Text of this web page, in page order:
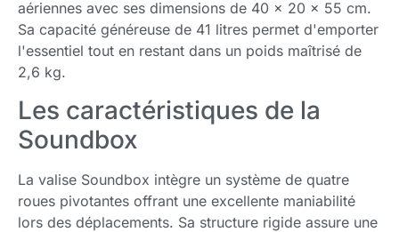
aériennes avec ses dimensions de 40 x 20 x 55 cm.
Sa capacité généreuse de 41 litres permet d'emporter
l'essentiel tout en restant dans un poids maîtrisé de
2,6 kg.
Les caractéristiques de la
Soundbox
La valise Soundbox intègre un système de quatre
roues pivotantes offrant une excellente maniabilité
lors des déplacements. Sa structure rigide assure une